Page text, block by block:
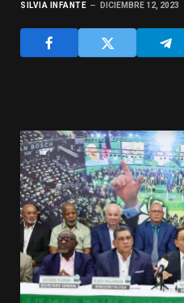
SILVIA INFANTE DICIEMBRE 12, 2023